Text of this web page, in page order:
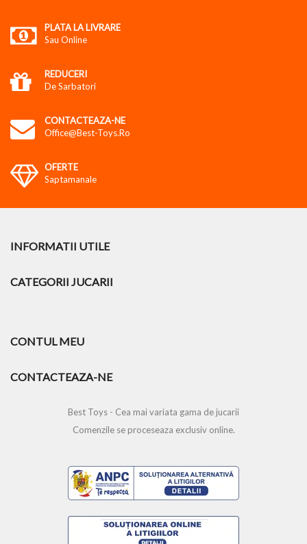
PLATA LA LIVRARE
Sau Online
REDUCERI
De Sarbatori
CONTACTEAZA-NE
Office@best-Toys.ro
OFERTE
Saptamanale
INFORMATII UTILE
CATEGORII JUCARII
CONTUL MEU
CONTACTEAZA-NE
Best Toys - Cea mai variata gama de jucarii
Comenzile se proceseaza exclusiv online.